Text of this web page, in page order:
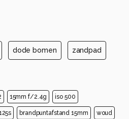
dode bomen zandpad
15mm f/2.4g iso 500
brandpuntafstand 15mm woud